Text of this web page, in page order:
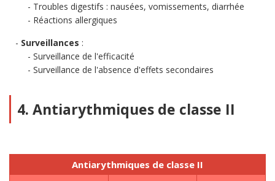
Troubles digestifs : nausées, vomissements, diarrhée
Réactions allergiques
Surveillances :
Surveillance de l'efficacité
Surveillance de l'absence d'effets secondaires
4. Antiarythmiques de classe II
Antiarythmiques de classe II